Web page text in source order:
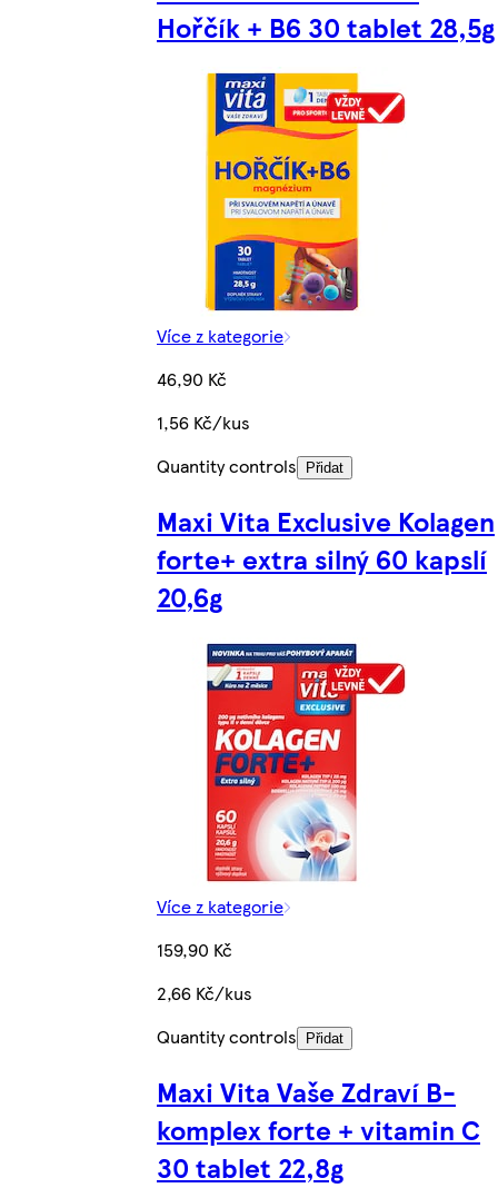
Hořčík + B6 30 tablet 28,5g
Více z kategorie
46,90 Kč
1,56 Kč/kus
Quantity controls
Přidat
Maxi Vita Exclusive Kolagen
forte+ extra silný 60 kapslí
20,6g
Více z kategorie
159,90 Kč
2,66 Kč/kus
Quantity controls
Přidat
Maxi Vita Vaše Zdraví B-
komplex forte + vitamin C
30 tablet 22,8g